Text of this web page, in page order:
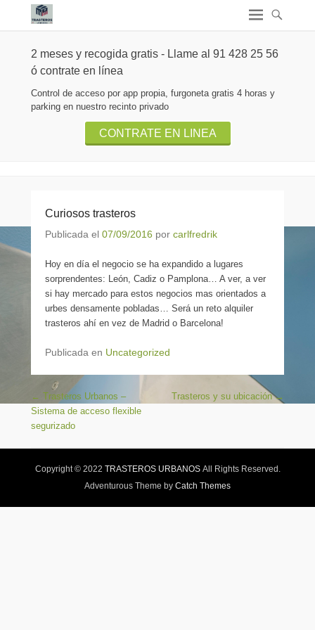
2 meses y recogida gratis - Llame al 91 428 25 56
ó contrate en línea
Control de acceso por app propia, furgoneta gratis 4 horas y
parking en nuestro recinto privado
CONTRATE EN LINEA
Curiosos trasteros
Publicada el 07/09/2016 por carlfredrik
Hoy en día el negocio se ha expandido a lugares
sorprendentes: León, Cadiz o Pamplona… A ver, a ver
si hay mercado para estos negocios mas orientados a
urbes densamente pobladas… Será un reto alquiler
trasteros ahí en vez de Madrid o Barcelona!
Publicada en Uncategorized
Navegación de entradas
← Trasteros Urbanos –
Sistema de acceso flexible
segurizado
Trasteros y su ubicación→
Copyright © 2022 TRASTEROS URBANOSAll Rights Reserved.
Adventurous Theme by Catch Themes